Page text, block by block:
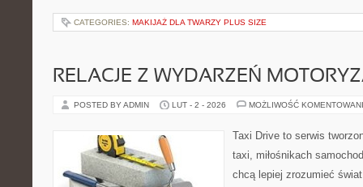
CATEGORIES: MAKIJAŻ DLA TWARZY PLUS SIZE
RELACJE Z WYDARZEŃ
POSTED BY ADMIN LUT - 2 - 2026 MOŻLIWOŚĆ
Taxi Drive to serwis
taxi, miłośnikach
chcą lepiej zrozumieć